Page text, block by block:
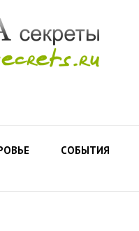
СОБЫТИЯ